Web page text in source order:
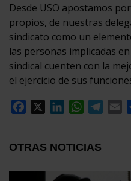
Desde USO apostamos
propios, de nuestras
sindicato como un
las personas implicadas
sindical cuenten con la
el ejercicio de sus
Facebook
LinkedInWhatsApp
OTRAS NOTICIAS